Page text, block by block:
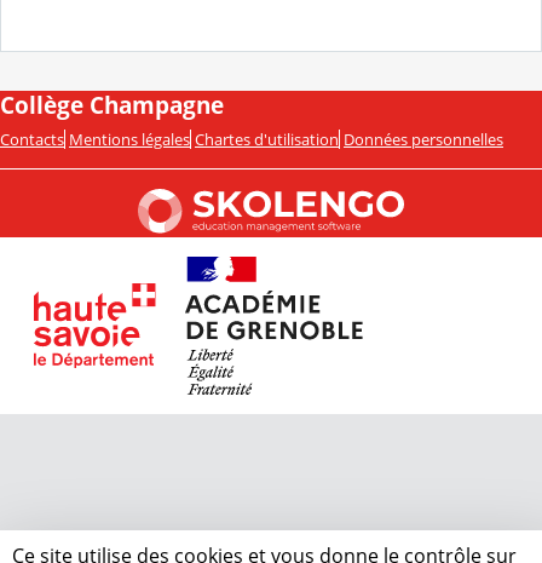
Collège Champagne
Contacts Mentions légales Chartes d'utilisation Données personnelles
Ce site utilise des cookies et vous donne le contrôle sur